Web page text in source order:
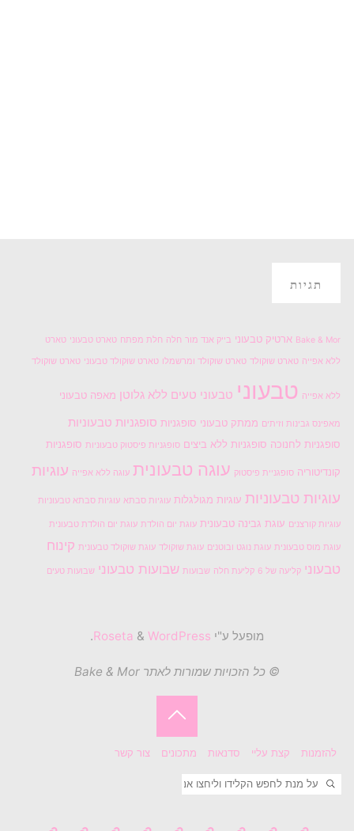
תגיות
Bake & Mor ארטיק טבעוני בייק אנד מור חלה חלת מפתח טארט טבעוני טארט
ללא אפייה טארט שוקולד טארט שוקולד ומרשמלו טארט שוקולד טבעוני טארט שוקולד
ללא אפייה טבעוני טבעוני טעים ללא גלוטן מאפה טבעוני
מאפינס גבינות וזיתים ממתק טבעוני סופגניות סופגניות טבעוניות
סופגניות לחנוכה סופגניות ללא ביצים סופגניות פיסטוק טבעוניות סופגניות
קונדיטוריה סופגניית פיסטוק עוגה טבעונית עוגה ללא אפייה עוגיות
עוגיות טבעוניות עוגיות מגולגלות עוגיות סבתא עוגיות סבתא טבעוניות
עוגיות קורצנים עוגת גבינה טבעונית עוגת יום הולדת עוגת יום הולדת טבעונית
עוגת מוס טבעונית עוגת נוגט ובוטנים עוגת שוקולד עוגת שוקולד טבעונית קינוח
טבעוני קליעה של 6 קליעת חלה שבועות שבועות טבעוני שבועות טעים
מופעל ע"י & WordPress
.
© כל הזכויות שמורות לאתר Bake & Mor
להזמנות קצת עליי סדנאות מתכונים צור קשר
חיפוש
בחזרה